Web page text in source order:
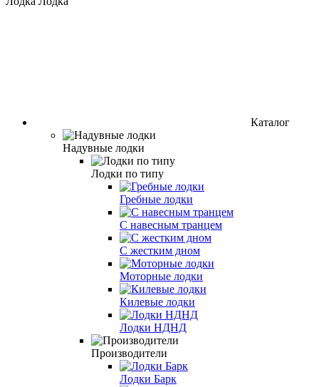
Каталог
Надувные лодки
Лодки по типу
Гребные лодки
С навесным транцем
С жестким дном
Моторные лодки
Килевые лодки
Лодки НДНД
Производители
Лодки Барк